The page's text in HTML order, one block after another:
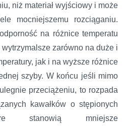
niż materiał wyjściowy i może
mocniejszemu rozciąganiu.
na różnice temperatu
zarówno na duże i
jak i na wyższe różnice
szyby. W końcu jeśli mimo
przeciążeniu, to rozpada
kawałków o stępionych
stanowią mniejsze